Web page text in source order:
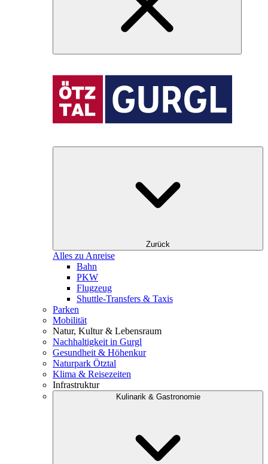
Zurück
Alles zu Anreise
Bahn
PKW
Flugzeug
Shuttle-Transfers & Taxis
Parken
Mobilität
Natur, Kultur & Lebensraum
Nachhaltigkeit in Gurgl
Gesundheit & Höhenkur
Naturpark Ötztal
Klima & Reisezeiten
Infrastruktur
Kulinarik & Gastronomie